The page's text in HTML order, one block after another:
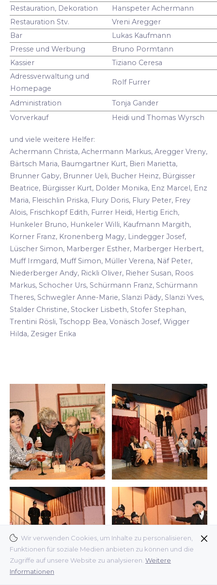
Wir verwenden Cookies, um Inhalte zu personalisieren,
Funktionen für soziale Medien anbieten zu können und die
Zugriffe auf unsere Website zu analysieren. Weitere
Informationen
Restauration, Dekoration
Hanspeter Achermann
Restauration Stv.
Vreni Aregger
Bar
Lukas Kaufmann
Presse und Werbung
Bruno Pormtann
Kassier
Tiziano Ceresa
Adressverwaltung und
Homepage
Rolf Furrer
Administration
Tonja Gander
Vorverkauf
Heidi und Thomas Wyrsch
und viele weitere Helfer:
Achermann Christa, Achermann Markus, Aregger Vreny,
Bärtsch Maria, Baumgartner Kurt, Bieri Marietta,
Brunner Gaby, Brunner Ueli, Bucher Heinz, Bürgisser
Beatrice, Bürgisser Kurt, Dolder Monika, Enz Marcel, Enz
Maria, Fleischlin Priska, Flury Doris, Flury Peter, Frey
Alois, Frischkopf Edith, Furrer Heidi, Hertig Erich,
Hunkeler Bruno, Hunkeler Willi, Kaufmann Margith,
Korner Franz, Kronenberg Magy, Lindegger Josef,
Lüscher Simon, Marberger Esther, Marberger Herbert,
Muff Irmgard, Muff Simon, Müller Verena, Näf Peter,
Niederberger Andy, Rickli Oliver, Rieher Susan, Roos
Markus, Schocher Urs, Schürmann Franz, Schürmann
Theres, Schwegler Anne-Marie, Slanzi Pädy, Slanzi Yves,
Stalder Christine, Stocker Lisbeth, Stofer Stephan,
Trentini Rösli, Tschopp Bea, Vonäsch Josef, Wigger
Hilda, Zesiger Erika